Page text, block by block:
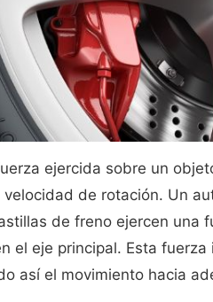
ejercida sobre un
de rotación. Un
de freno ejercen una
el eje principal. Esta
así el movimiento hacia